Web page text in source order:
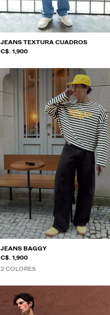
JEANS TEXTURA CUADROS
C$. 1,900
JEANS BAGGY
C$. 1,900
2 COLORES